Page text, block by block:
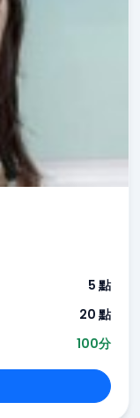
5 點
20 點
100分